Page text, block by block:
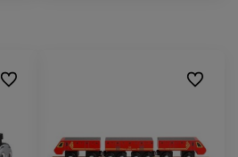
Do ulubionych Do